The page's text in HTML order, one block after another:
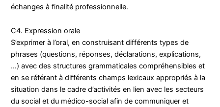
échanges à finalité professionnelle.
C4. Expression orale
S’exprimer à l’oral, en construisant différents types de
phrases (questions, réponses, déclarations, explications,
…) avec des structures grammaticales compréhensibles et
en se référant à différents champs lexicaux appropriés à la
situation dans le cadre d’activités en lien avec les secteurs
du social et du médico-social afin de communiquer et